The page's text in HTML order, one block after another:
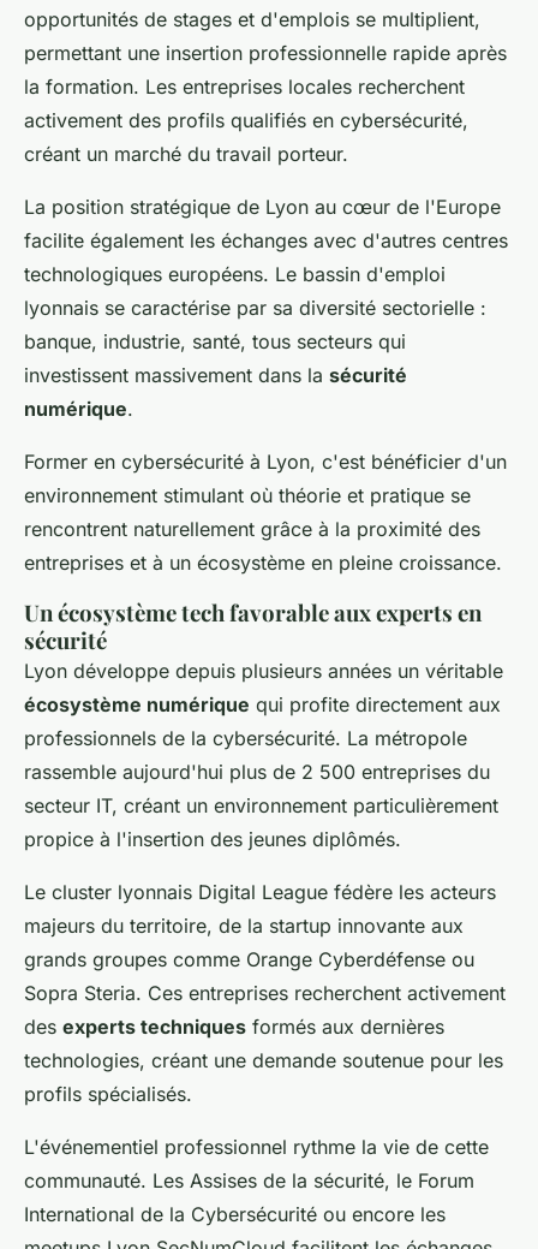
opportunités de stages et d'emplois se multiplient,
permettant une insertion professionnelle rapide après
la formation. Les entreprises locales recherchent
activement des profils qualifiés en cybersécurité,
créant un marché du travail porteur.
La position stratégique de Lyon au cœur de l'Europe
facilite également les échanges avec d'autres centres
technologiques européens. Le bassin d'emploi
lyonnais se caractérise par sa diversité sectorielle :
banque, industrie, santé, tous secteurs qui
investissent massivement dans la sécurité
numérique.
Former en cybersécurité à Lyon, c'est bénéficier d'un
environnement stimulant où théorie et pratique se
rencontrent naturellement grâce à la proximité des
entreprises et à un écosystème en pleine croissance.
Un écosystème tech favorable aux experts en
sécurité
Lyon développe depuis plusieurs années un véritable
écosystème numérique qui profite directement aux
professionnels de la cybersécurité. La métropole
rassemble aujourd'hui plus de 2 500 entreprises du
secteur IT, créant un environnement particulièrement
propice à l'insertion des jeunes diplômés.
Le cluster lyonnais Digital League fédère les acteurs
majeurs du territoire, de la startup innovante aux
grands groupes comme Orange Cyberdéfense ou
Sopra Steria. Ces entreprises recherchent activement
des experts techniques formés aux dernières
technologies, créant une demande soutenue pour les
profils spécialisés.
L'événementiel professionnel rythme la vie de cette
communauté. Les Assises de la sécurité, le Forum
International de la Cybersécurité ou encore les